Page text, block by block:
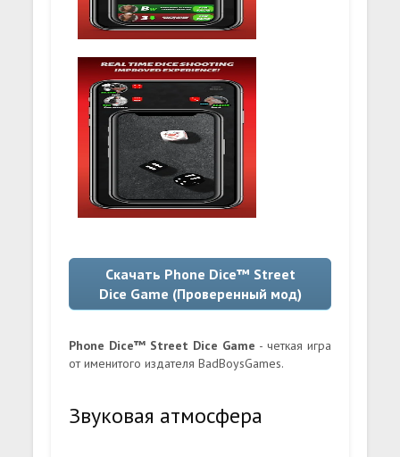
Скачать Phone Dice™ Street
Dice Game (Проверенный мод)
Phone Dice™ Street Dice Game - четкая игра
от именитого издателя BadBoysGames.
Звуковая атмосфера